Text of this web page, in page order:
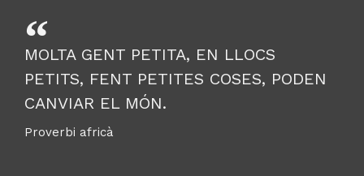
MOLTA GENT PETITA, EN LLOCS
PETITS, FENT PETITES COSES, PODEN
CANVIAR EL MÓN.
Proverbi africà